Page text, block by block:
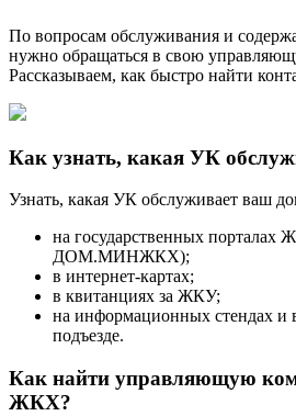
По вопросам обслуживания и
нужно обращаться в свою
Рассказываем, как быстро найти
Как узнать, какая УК
Узнать, какая УК обслуживает ваш
на государственных
ДОМ.МИНЖКХ);
в интернет-картах;
в квитанциях за ЖКУ;
на информационных стендах и
подъезде.
Как найти управляющую
ЖКХ?